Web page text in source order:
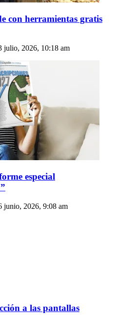
con herramientas gratis
julio, 2026, 10:18 am
especial
junio, 2026, 9:08 am
a las pantallas